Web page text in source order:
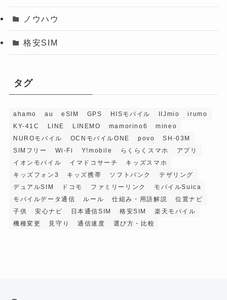
ノウハウ
格安SIM
タグ
ahamo au eSIM GPS HISモバイル IIJmio
irumo
KY-41C
LINE LINEMO mamorino6
mineo
NUROモバイル
OCNモバイルONE povo
SH-03M
SIMフリー
Wi-Fi Y!mobile らくらくスマホ
アプリ
イオンモバイル
イマドコサーチ
キッズスマホ
キッズフォン3
キッズ携帯 ソフトバンク
テザリング
デュアルSIM
ドコモ ファミリーリンク
モバイルSuica
モバイルデータ通信
ルール 仕組み・用語解説
位置ナビ
子供
安心ナビ 日本通信SIM 格安SIM
楽天モバイル
機種変更
見守り 通信速度 選び方・比較